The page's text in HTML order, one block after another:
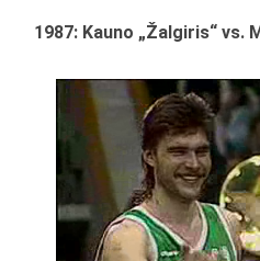
1987: Kauno „Žalgiris“ vs.